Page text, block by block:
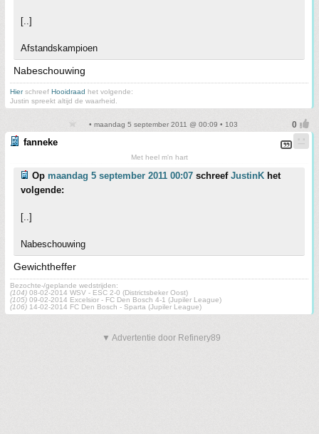
[..]
Afstandskampioen
Nabeschouwing
Hierschreef Hooidraad het volgende:
Justin spreekt altijd de waarheid.
• maandag 5 september 2011 @ 00:09 • 103
fanneke
Met heel m'n hart
Op maandag 5 september 2011 00:07 schreef JustinK het
volgende:
[..]
Nabeschouwing
Gewichtheffer
Bezochte-/geplande wedstrijden:
(104) 08-02-2014 WSV - ESC 2-0 (Districtsbeker Oost)
(105) 09-02-2014 Excelsior - FC Den Bosch 4-1 (Jupiler League)
(106) 14-02-2014 FC Den Bosch - Sparta (Jupiler League)
▼ Advertentie door Refinery89